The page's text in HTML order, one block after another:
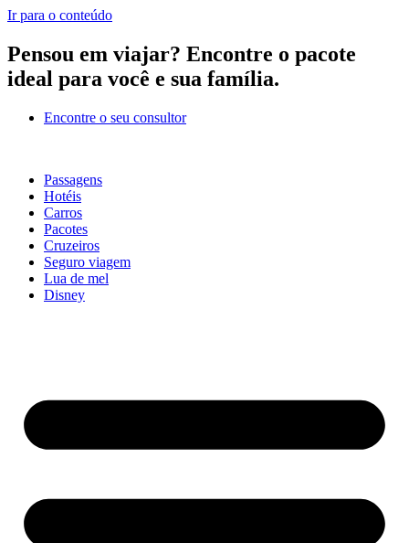
Ir para o conteúdo
Pensou em viajar? Encontre o pacote
ideal para você e sua família.
Encontre o seu consultor
Passagens
Hotéis
Carros
Pacotes
Cruzeiros
Seguro viagem
Lua de mel
Disney